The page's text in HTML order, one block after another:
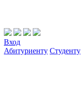
Вход
Абитуриенту Студенту